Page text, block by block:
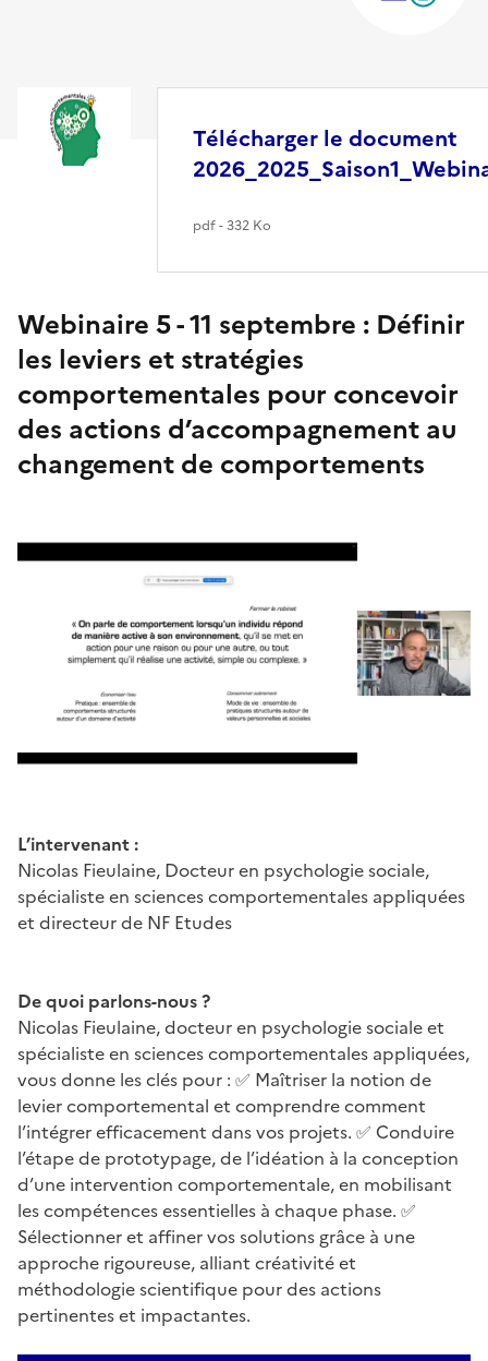
Télécharger le document
pdf - 332 Ko
Webinaire 5 - 11 septembre : Définir
les leviers et stratégies
comportementales pour concevoir
des actions d’accompagnement au
changement de comportements
L’intervenant :
Nicolas Fieulaine, Docteur en psychologie sociale,
spécialiste en sciences comportementales appliquées
et directeur de NF Etudes
De quoi parlons-nous ?
Nicolas Fieulaine, docteur en psychologie sociale et
spécialiste en sciences comportementales appliquées,
vous donne les clés pour : ✅ Maîtriser la notion de
levier comportemental et comprendre comment
l’intégrer efficacement dans vos projets. ✅ Conduire
l’étape de prototypage, de l’idéation à la conception
d’une intervention comportementale, en mobilisant
les compétences essentielles à chaque phase. ✅
Sélectionner et affiner vos solutions grâce à une
approche rigoureuse, alliant créativité et
méthodologie scientifique pour des actions
pertinentes et impactantes.